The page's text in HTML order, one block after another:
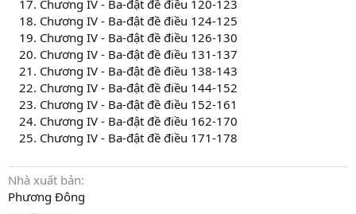
Chương IV - Ba-đật đề điều 120-123
Chương IV - Ba-đật đề điều 124-125
Chương IV - Ba-đật đề điều 126-130
Chương IV - Ba-đật đề điều 131-137
Chương IV - Ba-đật đề điều 138-143
Chương IV - Ba-đật đề điều 144-152
Chương IV - Ba-đật đề điều 152-161
Chương IV - Ba-đật đề điều 162-170
Chương IV - Ba-đật đề điều 171-178
Nhà xuất bản
Phương Đông